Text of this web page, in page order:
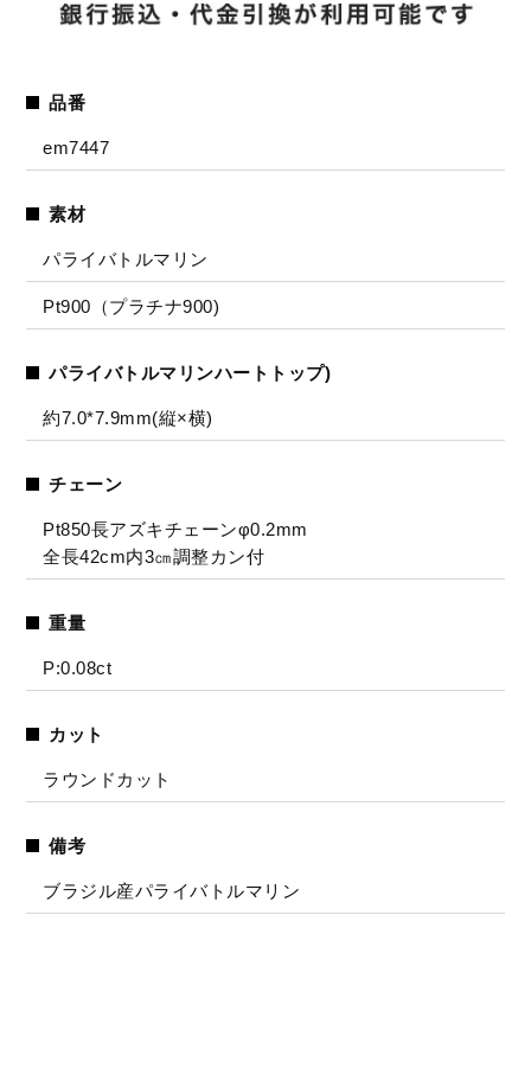
品番
em7447
素材
パライバトルマリン
Pt900（プラチナ900)
パライバトルマリンハートトップ)
約7.0*7.9mm(縦×横)
チェーン
Pt850長アズキチェーンφ0.2mm
全長42cm内3㎝調整カン付
重量
P:0.08ct
カット
ラウンドカット
備考
ブラジル産パライバトルマリン